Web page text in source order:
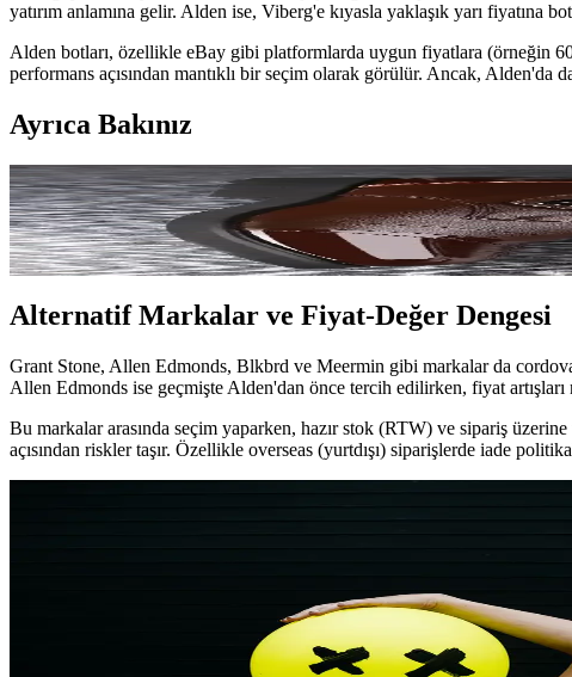
yatırım anlamına gelir. Alden ise, Viberg'e kıyasla yaklaşık yarı fiyatına
Alden botları, özellikle eBay gibi platformlarda uygun fiyatlara (örneğin
performans açısından mantıklı bir seçim olarak görülür. Ancak, Alden'da
Ayrıca Bakınız
Cordovan Deri Botlar: Viberg, Alden ve Alternatif
Cordovan deri botlarda Viberg, Alden ve diğer alternatif markalar kalite,
Alternatif Markalar ve Fiyat-Değer Dengesi
Grant Stone, Allen Edmonds, Blkbrd ve Meermin gibi markalar da
Allen Edmonds ise geçmişte Alden'dan önce tercih edilirken, fiyat
Bu markalar arasında seçim yaparken, hazır stok (RTW) ve sipariş
açısından riskler taşır. Özellikle overseas (yurtdışı) siparişlerde iade